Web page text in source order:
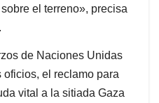
el terreno», precisa
de Naciones Unidas
el reclamo para
vital a la sitiada Gaza